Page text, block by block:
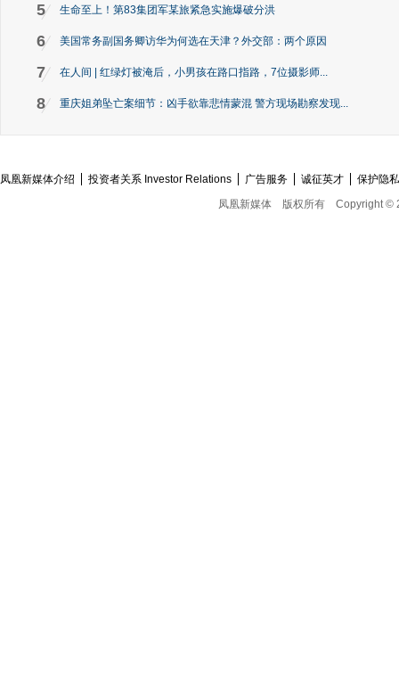
5 生命至上！第83集团军某旅紧急实施爆破分洪
6 美国常务副国务卿访华为何选在天津？外交部：两个原因
7 在人间 | 红绿灯被淹后，小男孩在路口指路，7位摄影师...
8 重庆姐弟坠亡案细节：凶手欲靠悲情蒙混 警方现场勘察发现...
凤凰新媒体介绍 投资者关系 Investor Relations 广告服务 诚征英才
保护隐
凤凰新媒体
版权所有 Copyright ©